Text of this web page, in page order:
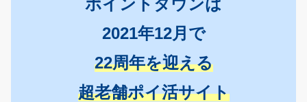
2021年12月で
22周年を迎える
超老舗ポイ活サイト